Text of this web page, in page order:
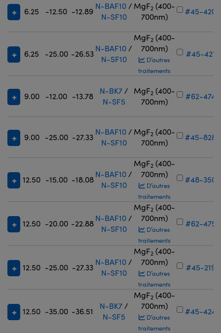
6.25 -12.50 -12.89
N-BAF10 /
N-SF10
MgF2 (400-
700nm)
#45-420
6.25 -25.00 -26.53
N-BAF10 /
N-SF10
MgF2 (400-
700nm)
D’autres
traitements
#45-421
9.00 -12.00 -13.78
N-BK7/
N-SF5
MgF2 (400-
700nm)
#62-474
9.00 -25.00 -27.33
N-BAF10 /
N-SF10
MgF2 (400-
700nm)
#45-828
12.50 -15.00 -18.08
N-BAF10 /
N-SF10
MgF2 (400-
700nm)
D’autres
traitements
#48-350
12.50 -20.00 -22.88
N-BAF10 /
N-SF10
MgF2 (400-
700nm)
D’autres
traitements
#62-475
12.50 -25.00 -27.33
N-BAF10 /
N-SF10
MgF2 (400-
700nm)
D’autres
traitements
#45-219
12.50 -35.00 -36.51
N-BK7/
N-SF5
MgF2 (400-
700nm)
D’autres
traitements
#45-424